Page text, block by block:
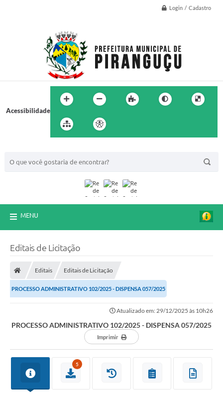
Login / Cadastro
Acessibilidade
MENU
Editais de Licitação
Editais Editais de Licitação
PROCESSO ADMINISTRATIVO 102/2025 - DISPENSA 057/2025
Atualizado em: 29/12/2025 às 10h26
PROCESSO ADMINISTRATIVO 102/2025 - DISPENSA 057/2025
Imprimir
5